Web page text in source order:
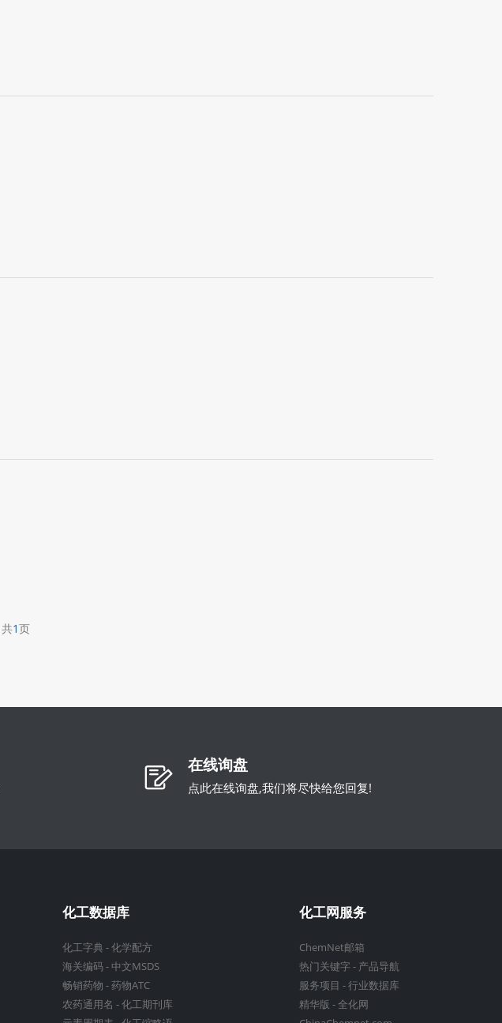
共1页
在线询盘
点此在线询盘,我们将尽快给您回复!
化工数据库
化工字典 -化学配方
海关编码- 中文MSDS
畅销药物 -药物ATC
农药通用名 -化工期刊库
化工网服务
ChemNet邮箱
热门关键字- 产品导航
服务项目 -行业数据库
精华版 -全化网